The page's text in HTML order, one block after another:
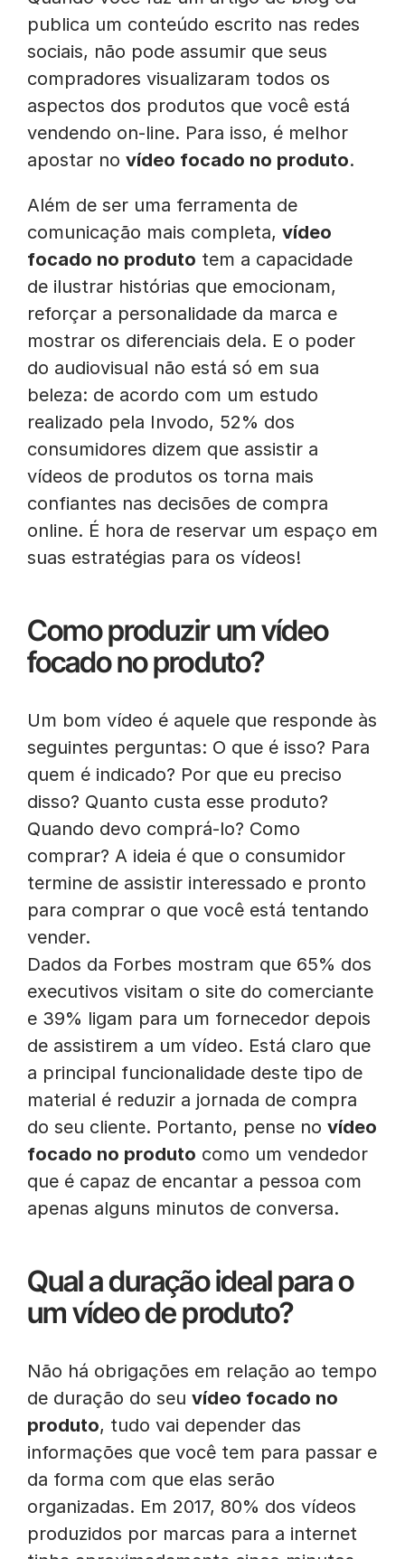
publica um conteúdo escrito nas redes
sociais, não pode assumir que seus
compradores visualizaram todos os
aspectos dos produtos que você está
vendendo on-line. Para isso, é melhor
apostar no vídeo focado no produto.
Além de ser uma ferramenta de
comunicação mais completa, vídeo
focado no produto tem a capacidade
de ilustrar histórias que emocionam,
reforçar a personalidade da marca e
mostrar os diferenciais dela. E o poder
do audiovisual não está só em sua
beleza: de acordo com um estudo
realizado pela Invodo, 52% dos
consumidores dizem que assistir a
vídeos de produtos os torna mais
confiantes nas decisões de compra
online. É hora de reservar um espaço em
suas estratégias para os vídeos!
Como produzir um vídeo
focado no produto?
Um bom vídeo é aquele que responde às
seguintes perguntas: O que é isso? Para
quem é indicado? Por que eu preciso
disso? Quanto custa esse produto?
Quando devo comprá-lo? Como
comprar? A ideia é que o consumidor
termine de assistir interessado e pronto
para comprar o que você está tentando
vender.
Dados da Forbes mostram que 65% dos
executivos visitam o site do comerciante
e 39% ligam para um fornecedor depois
de assistirem a um vídeo. Está claro que
a principal funcionalidade deste tipo de
material é reduzir a jornada de compra
do seu cliente. Portanto, pense no vídeo
focado no produto como um vendedor
que é capaz de encantar a pessoa com
apenas alguns minutos de conversa.
Qual a duração ideal para o
um vídeo de produto?
Não há obrigações em relação ao tempo
de duração do seu vídeo focado no
produto, tudo vai depender das
informações que você tem para passar e
da forma com que elas serão
organizadas. Em 2017, 80% dos vídeos
produzidos por marcas para a internet